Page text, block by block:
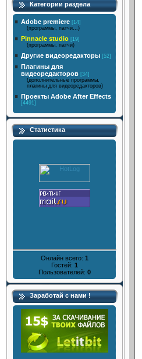
Категории раздела
Adobe premiere [14]
(программы, патчи...)
Pinnacle studio [19]
(программы, патчи)
Другие видеоредакторы [52]
Плагины для
видеоредакторов [34]
(дополнительные программы,
плагины для видеоредакторов)
Проекты Adobe After Effects
[4491]
Статистика
Онлайн всего: 1
Гостей: 1
Пользователей: 0
Заработай с нами !